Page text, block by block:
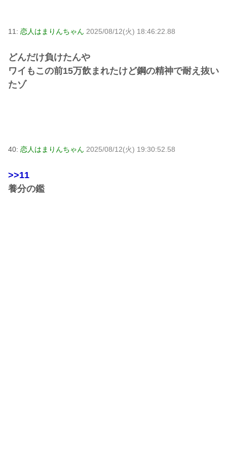
11: 恋人はまりんちゃん 2025/08/12(火) 18:46:22.88
どんだけ負けたんや
ワイもこの前15万飲まれたけど鋼の精神で耐え抜い
たゾ
40: 恋人はまりんちゃん 2025/08/12(火) 19:30:52.58
>>11
養分の鑑